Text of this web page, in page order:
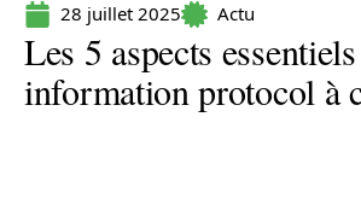
28 juillet 2025 Actu
Les 5 aspects
information protocol à